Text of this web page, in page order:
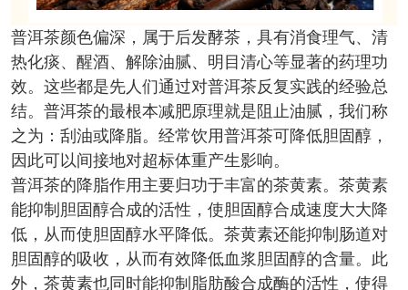
普洱茶颜色偏深，属于后发酵茶，具有消食理气、清
热化痰、醒酒、解除油腻、明目清心等显著的药理功
效。这些都是先人们通过对普洱茶反复实践的经验总
结。普洱茶的最根本减肥原理就是阻止油腻，我们称
之为：刮油或降脂。经常饮用普洱茶可降低胆固醇，
因此可以间接地对超标体重产生影响。
普洱茶的降脂作用主要归功于丰富的茶黄素。茶黄素
能抑制胆固醇合成的活性，使胆固醇合成速度大大降
低，从而使胆固醇水平降低。茶黄素还能抑制肠道对
胆固醇的吸收，从而有效降低血浆胆固醇的含量。此
外，茶黄素也同时能抑制脂肪酸合成酶的活性，使得